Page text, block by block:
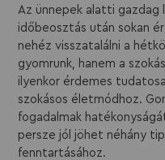
Az ünnepek alatti gazdag
időbeosztás után sokan
nehéz visszatalálni a
gyomrunk, hanem a
ilyenkor érdemes
szokásos életmódhoz.
fogadalmak
persze jól jöhet néhány
fenntartásához.